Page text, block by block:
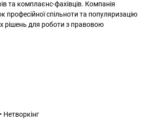
та комплаєнс-фахівців. Компанія
професійної спільноти та популяризацію
рішень для роботи з правовою
Нетворкінг